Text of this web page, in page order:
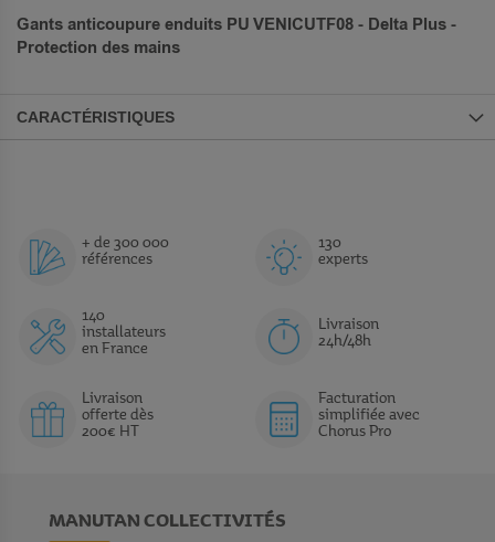
Gants anticoupure enduits PU VENICUTF08 - Delta Plus -
Protection des mains
CARACTÉRISTIQUES
+ de 300 000
références
130
experts
140
installateurs
en France
Livraison
24h/48h
Livraison
offerte dès
200€ HT
Facturation
simplifiée avec
Chorus Pro
MANUTAN COLLECTIVITÉS